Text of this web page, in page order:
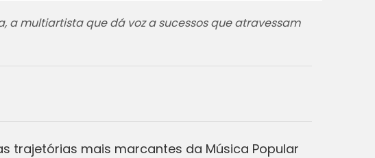
a multiartista que dá voz a sucessos que atravessam
trajetórias mais marcantes da Música Popular